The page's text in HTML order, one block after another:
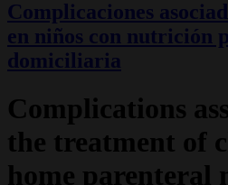
Complicaciones
en niños con nutrición
domiciliaria
Complications
the treatment of
home parenteral